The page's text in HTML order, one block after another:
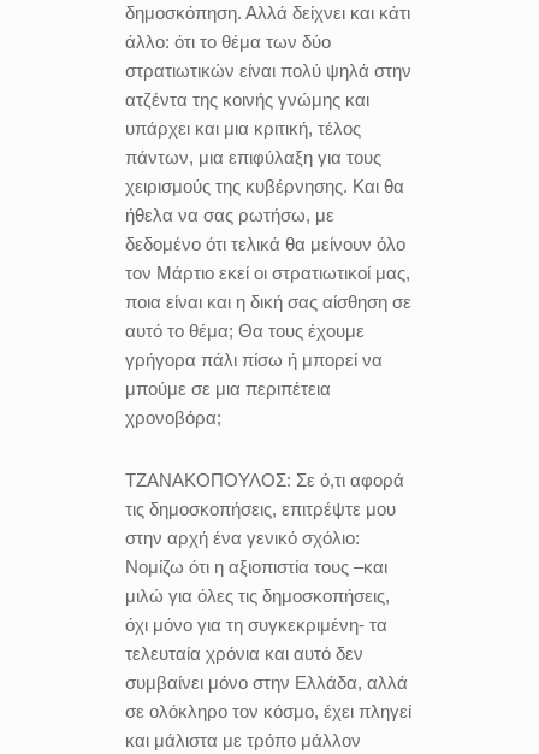
δημοσκόπηση. Αλλά δείχνει και κάτι
άλλο: ότι το θέμα των δύο
στρατιωτικών είναι πολύ ψηλά στην
ατζέντα της κοινής γνώμης και
υπάρχει και μια κριτική, τέλος
πάντων, μια επιφύλαξη για τους
χειρισμούς της κυβέρνησης. Και θα
ήθελα να σας ρωτήσω, με
δεδομένο ότι τελικά θα μείνουν όλο
τον Μάρτιο εκεί οι στρατιωτικοί μας,
ποια είναι και η δική σας αίσθηση σε
αυτό το θέμα; Θα τους έχουμε
γρήγορα πάλι πίσω ή μπορεί να
μπούμε σε μια περιπέτεια
χρονοβόρα;
ΤΖΑΝΑΚΟΠΟΥΛΟΣ: Σε ό,τι αφορά
τις δημοσκοπήσεις, επιτρέψτε μου
στην αρχή ένα γενικό σχόλιο:
Νομίζω ότι η αξιοπιστία τους –και
μιλώ για όλες τις δημοσκοπήσεις,
όχι μόνο για τη συγκεκριμένη- τα
τελευταία χρόνια και αυτό δεν
συμβαίνει μόνο στην Ελλάδα, αλλά
σε ολόκληρο τον κόσμο, έχει πληγεί
και μάλιστα με τρόπο μάλλον